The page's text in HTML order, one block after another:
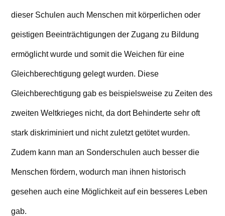
dieser Schulen auch Menschen mit körperlichen oder
geistigen Beeinträchtigungen der Zugang zu Bildung
ermöglicht wurde und somit die Weichen für eine
Gleichberechtigung gelegt wurden. Diese
Gleichberechtigung gab es beispielsweise zu Zeiten des
zweiten Weltkrieges nicht, da dort Behinderte sehr oft
stark diskriminiert und nicht zuletzt getötet wurden.
Zudem kann man an Sonderschulen auch besser die
Menschen fördern, wodurch man ihnen historisch
gesehen auch eine Möglichkeit auf ein besseres Leben
gab.